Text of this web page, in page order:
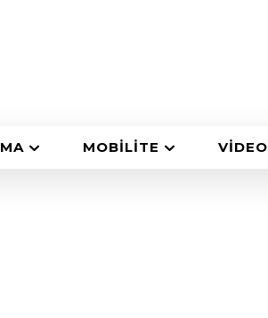
MOBILITE VIDEO